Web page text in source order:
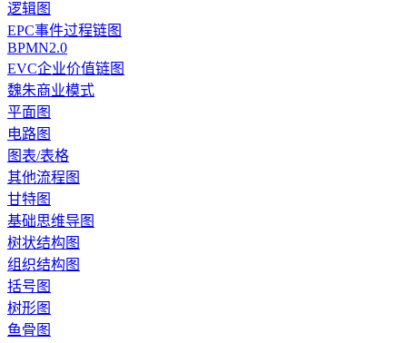
逻辑图
EPC事件过程链图
BPMN2.0
EVC企业价值链图
魏朱商业模式
平面图
电路图
图表/表格
其他流程图
甘特图
基础思维导图
树状结构图
组织结构图
括号图
树形图
鱼骨图